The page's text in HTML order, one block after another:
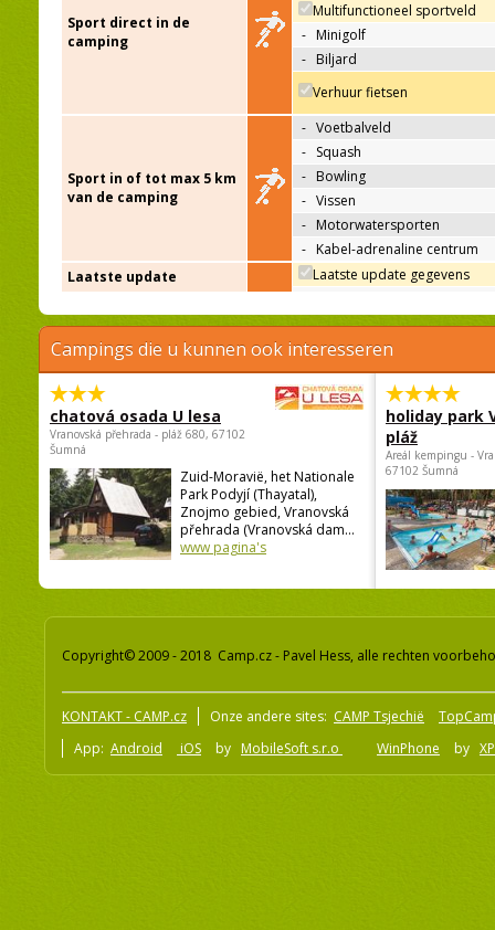
Sport direct in de
camping
Multifunctioneel sportveld
- Minigolf
- Biljard
Verhuur fietsen
Sport in of tot max 5 km
van de camping
- Voetbalveld
- Squash
- Bowling
- Vissen
- Motorwatersporten
- Kabel-adrenaline centrum
Laatste update
Laatste update gegevens
Campings die u kunnen ook interesseren
chatová osada U lesa
Vranovská přehrada - pláž 680, 67102
Šumná
Zuid-Moravië, het Nationale
Park Podyjí (Thayatal),
Znojmo gebied, Vranovská
přehrada (Vranovská dam...
www pagina's
holiday park
pláž
Areál kempingu -
67102 Šumná
Copyright© 2009 - 2018 Camp.cz - Pavel Hess, alle rechten
KONTAKT - CAMP.cz Onze andere sites: CAMP Tsjechië
App: Android iOS by MobileSoft s.r.o WinPhone by